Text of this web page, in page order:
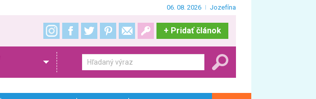
06. 08. 2026 Jozefína
+ Pridať článok